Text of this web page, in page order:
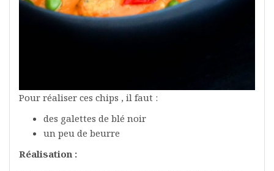
Pour réaliser ces chips , il faut :
des galettes de blé noir
un peu de beurre
Réalisation :